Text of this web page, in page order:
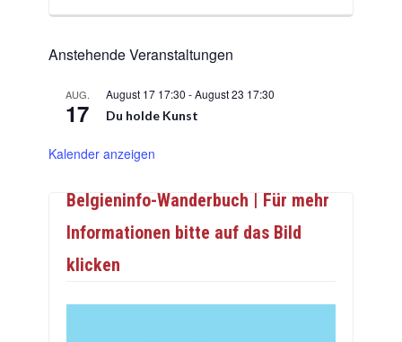
Anstehende Veranstaltungen
AUG.
17
August 17 17:30 -August 23 17:30
Du holde Kunst
Kalender anzeigen
Belgieninfo-Wanderbuch | Für mehr
Informationen bitte auf das Bild
klicken